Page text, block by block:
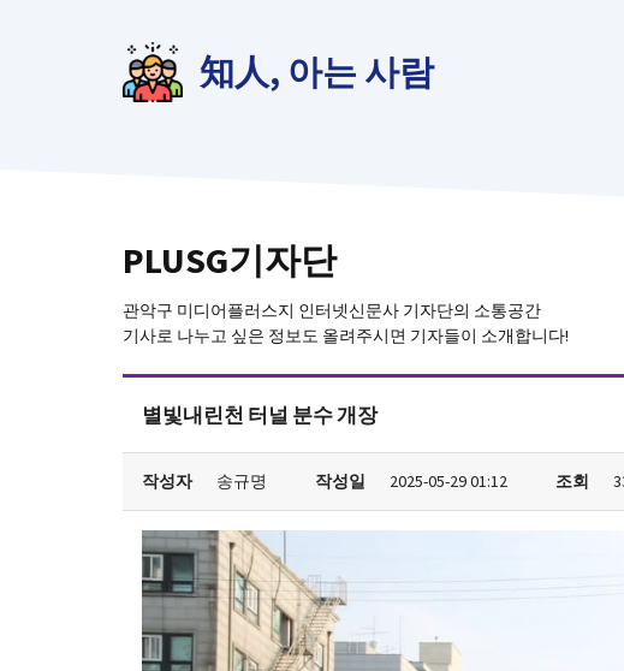
知人, 아는 사람
PLUSG기자단
관악구 미디어플러스지 인터넷신문사 기자단의 소통공간
기사로 나누고 싶은 정보도 올려주시면 기자들이 소개합니다!
별빛내린천 터널 분수 개장
작성자 송규명 작성일 2025-05-29 01:12 조회